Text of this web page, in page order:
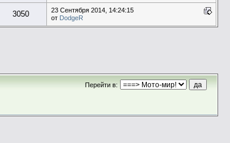
3050
23 Сентября 2014, 14:24:15
от DodgeR
Перейти в: